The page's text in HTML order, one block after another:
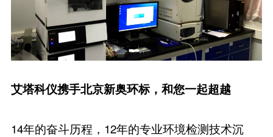
艾塔科仪携手北京新奥环标，和您一起超越
14年的奋斗历程，12年的专业环境检测技术沉